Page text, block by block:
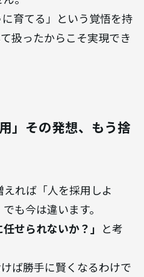
に育てる」という覚悟を持
扱ったからこそ実現でき
」その発想、もう捨
れば「人を採用しよ
も今は違います。
せられないか？」 と考
ば勝手に賢くなるわけで